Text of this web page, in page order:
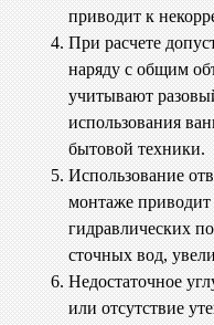
приводит к
При расчете
наряду с общим
учитывают
использования
бытовой техники.
Использование
монтаже
гидравлических
сточных вод,
Недостаточное
или отсутствие